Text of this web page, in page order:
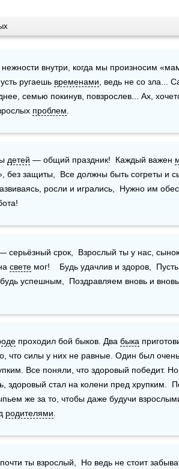
нежности внутри, когда мы произносим
ругаешь временами , ведь не со зла...
семью покинув, повзрослев... Ах,
проблем
детей — общий праздник!  Каждый важен
без защиты,  Все должны быть согреты и
росли и игрались,  Нужно им
серьёзный срок,  Взрослый ты у нас,
свете мог!    Будь удачлив и здоров,
успешным,  Поздравляем вновь и
проходил бой быков. Два быка
что силы у них не равные. Один был
Все поняли, что здоровый победит. Но
же за то, чтобы даже будучи
родителями
ты взрослый,  Но ведь не стоит